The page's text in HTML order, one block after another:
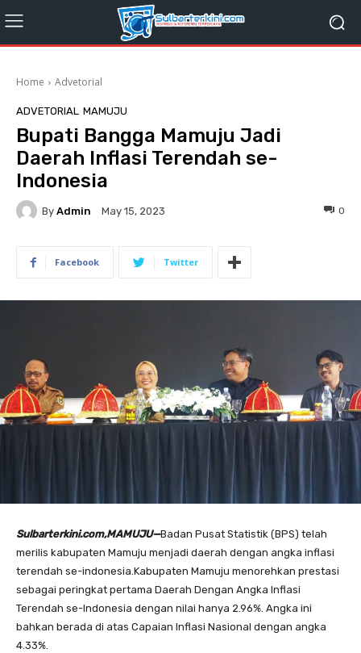
Home Advetorial
ADVETORIAL MAMUJU
Bupati Bangga Mamuju Jadi
Daerah Inflasi Terendah se-
Indonesia
By Admin May 15, 2023 0
Facebook Twitter
Sulbarterkini.com,MAMUJU—Badan Pusat Statistik (BPS) telah
merilis kabupaten Mamuju menjadi daerah dengan angka inflasi
terendah se-indonesia.Kabupaten Mamuju menorehkan prestasi
sebagai peringkat pertama Daerah Dengan Angka Inflasi
Terendah se-Indonesia dengan nilai hanya 2.96%. Angka ini
bahkan berada di atas Capaian Inflasi Nasional dengan angka
4.33%.